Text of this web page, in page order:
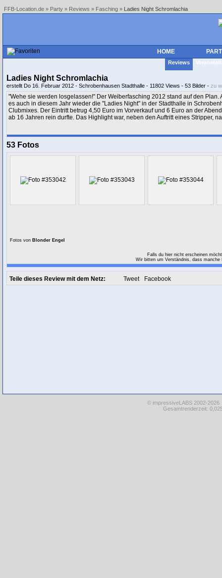
FFB-Location.de » Party » Reviews » Fasching » Ladies Night Schromlachia
HOME
Reviews
Ladies Night Schromlachia
erstellt Do 16. Februar 2012 - Schrobenhausen Stadthalle - 11802 Views - 53 Bilder - zu
"Wehe sie werden losgelassen!" Der Weiberfasching 2012 stand auf den
es auch in diesem Jahr wieder die "Ladies Night" in der Stadthalle in
Clubmixes. Der Eintritt betrug 4,50 Euro im Vorverkauf und 6 Euro an der
ab 16 Jahren rein durfte. Das Highlight war, neben den Auftritt eines Stripper,
53 Fotos
Fotos von Blonder Engel
Falls du hier nicht erscheinen
Wir bitten um Verständnis, dass
Teile dieses Review mit dem Netz: Tweet Facebook
© impressiveLABS 2002-
Gesamtrenderzeit: